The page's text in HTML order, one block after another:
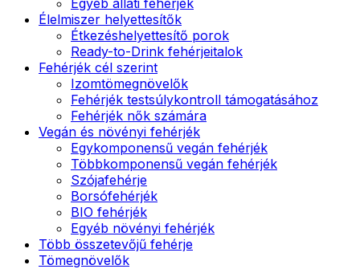
Élelmiszer helyettesítők
Étkezéshelyettesítő porok
Ready-to-Drink fehérjeitalok
Fehérjék cél szerint
Izomtömegnövelők
Fehérjék testsúlykontroll támogatásához
Fehérjék nők számára
Vegán és növényi fehérjék
Egykomponensű vegán fehérjék
Többkomponensű vegán fehérjék
Szójafehérje
Borsófehérjék
BIO fehérjék
Egyéb növényi fehérjék
Több összetevőjű fehérje
Tömegnövelők